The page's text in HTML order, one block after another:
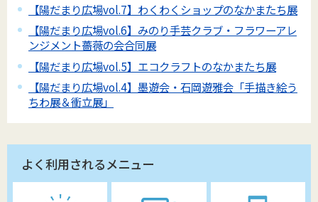
【陽だまり広場vol.7】わくわくショップのなかまたち展
【陽だまり広場vol.6】みのり手芸クラブ・フラワーアレ
ンジメント薔薇の会合同展
【陽だまり広場vol.5】エコクラフトのなかまたち展
【陽だまり広場vol.4】墨遊会・石岡遊雅会「手描き絵う
ちわ展＆衝立展」
よく利用されるメニュー